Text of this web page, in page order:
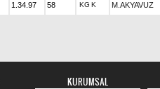
1.34.97 58 KG K
M.AKYAVUZ
KURUMSAL